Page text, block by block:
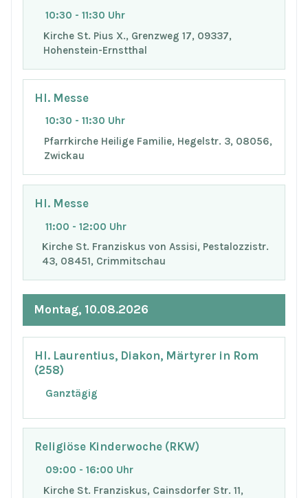
10:30 - 11:30 Uhr
Kirche St. Pius X., Grenzweg 17, 09337,
Hohenstein-Ernstthal
Hl. Messe
10:30 - 11:30 Uhr
Pfarrkirche Heilige Familie, Hegelstr. 3, 08056,
Zwickau
Hl. Messe
11:00 - 12:00 Uhr
Kirche St. Franziskus von Assisi, Pestalozzistr.
43, 08451, Crimmitschau
Montag, 10.08.2026
Hl. Laurentius, Diakon, Märtyrer in Rom
(258)
Ganztägig
Religiöse Kinderwoche (RKW)
09:00 - 16:00 Uhr
Kirche St. Franziskus, Cainsdorfer Str. 11,